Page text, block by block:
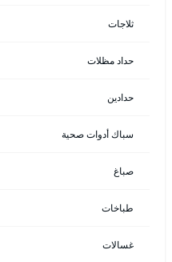
ثلاجات
حداد مظلات
حدادين
سباك أدوات صحية
صباغ
طباخات
غسالات